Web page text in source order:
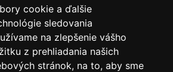
cookie a ďalšie
sledovania
na zlepšenie vášho
z prehliadania našich
stránok, na to, aby sme
.................... ....................
cm 93 cm 93 cm